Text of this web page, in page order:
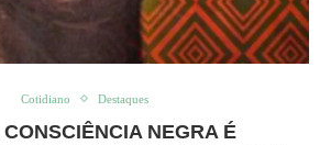
Cotidiano Destaques
CONSCIÊNCIA NEGRA É